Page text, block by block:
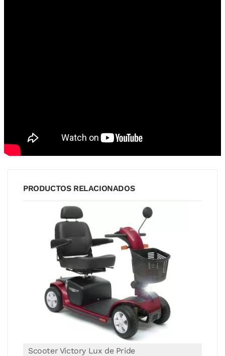
PRODUCTOS RELACIONADOS
Scooter Victory Lux de Pride